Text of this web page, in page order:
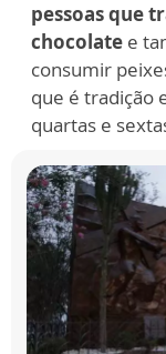
pessoas que
chocolate e
consumir
que é tradição
quartas e